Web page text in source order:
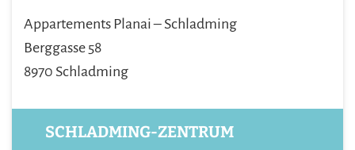
Appartements Planai – Schladming
Berggasse 58
8970 Schladming
SCHLADMING-ZENTRUM